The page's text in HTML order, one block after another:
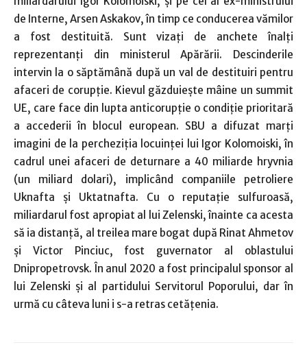
de Interne, Arsen Askakov, în timp ce conducerea vămilor
a fost destituită. Sunt vizaţi de anchete înalţi
reprezentanţi din ministerul Apărării. Descinderile
intervin la o săptămână după un val de destituiri pentru
afaceri de corupţie. Kievul găzduieşte mâine un summit
UE, care face din lupta anticorupţie o condiţie prioritară
a accederii în blocul european. SBU a difuzat marţi
imagini de la percheziţia locuinţei lui Igor Kolomoiski, în
cadrul unei afaceri de deturnare a 40 miliarde hryvnia
(un miliard dolari), implicând companiile petroliere
Uknafta şi Uktatnafta. Cu o reputaţie sulfuroasă,
miliardarul fost apropiat al lui Zelenski, înainte ca acesta
să ia distanţă, al treilea mare bogat după Rinat Ahmetov
şi Victor Pinciuc, fost guvernator al oblastului
Dnipropetrovsk. În anul 2020 a fost principalul sponsor al
lui Zelenski şi al partidului Servitorul Poporului, dar în
urmă cu câteva luni i s-a retras cetăţenia.